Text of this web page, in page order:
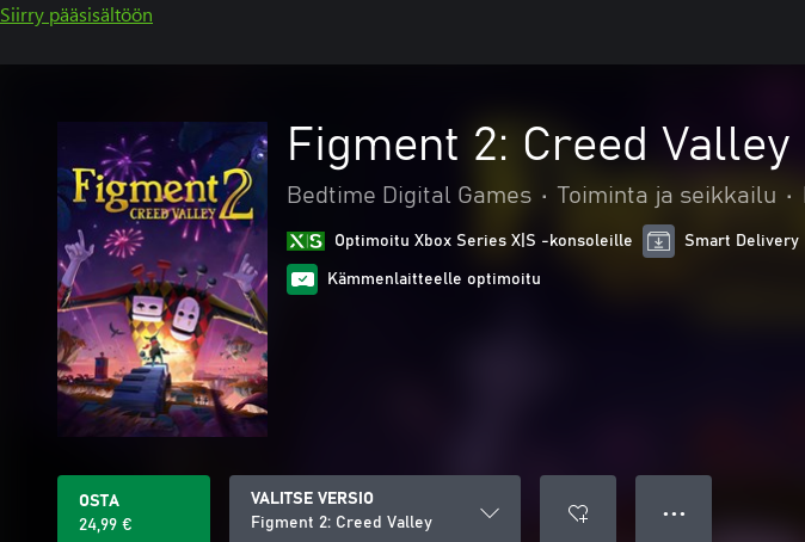
Siirry pääsisältöön
Figment 2: Creed Valley
Bedtime Digital Games • Toiminta ja seikkailu •
Optimoitu Xbox Series X|S -konsoleille Smart Delivery
Kämmenlaitteelle optimoitu
OSTA
24,99 €
VALITSE VERSIO
Figment 2: Creed Valley
● ● ●